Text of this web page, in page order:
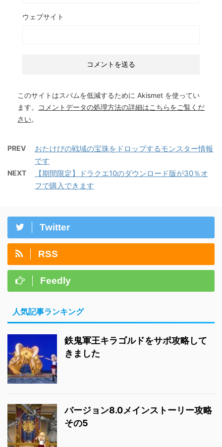
ウェブサイト
このサイトはスパムを低減するために Akismet を使ってい
ます。
コメントデータの処理方法の詳細はこちらをご覧くだ
さい。
PREV
おたけびの戦域の宝珠をドロップするモンスター情報
です
NEXT
【期間限定】ドラクエ10のダウンロード版が30％オ
フで購入できます
Twitter
RSS
Feedly
人気記事ランキング
鉄鬼軍王キラゴルドをサポ攻略して
きました
バージョン8.0メインストーリー攻略
その5